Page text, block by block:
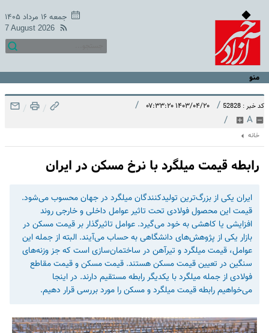
جمعه ۱۶ مرداد ۱۴۰۵
7 August 2026
منو
کد خبر : 52828 / ۱۴۰۳/۰۴/۲۰ ۰۷:۳۳:۲۰ /
A
/
/
/
خانه
رابطه قیمت میلگرد با نرخ مسکن در ایران
ایران یکی از بزرگ‌ترین تولید‌کنندگان میلگرد در جهان محسوب می‌شود.
قیمت این محصول فولادی تحت تاثیر عوامل داخلی و خارجی روند
افزایشی یا کاهشی به خود می‌گیرد. عوامل تاثیرگذار بر قیمت مسکن در
بازار یکی از پژوهش‌های دانشگاهی به حساب می‌آیند. البته از جمله این
عوامل، قیمت میلگرد و تیرآهن در ساختمان‌سازی است که جز وزنه‌های
سنگین در تعیین قیمت مسکن هستند. قیمت مسکن و قیمت مقاطع
فولادی از جمله میلگرد با یکدیگر رابطه مستقیم دارند. در اینجا
می‌خواهیم رابطه قیمت میلگرد و مسکن را مورد بررسی قرار دهیم.